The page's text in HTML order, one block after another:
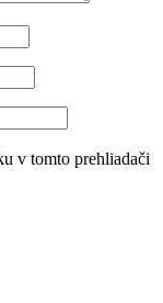
v tomto prehliadači